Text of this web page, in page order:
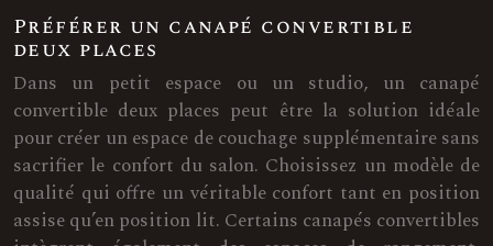
Préférer un canapé convertible
deux places
Dans un petit espace ou un studio, un canapé
convertible deux places peut être la solution idéale
pour créer un espace de couchage supplémentaire sans
sacrifier le confort du salon. Choisissez un modèle de
qualité qui offre un véritable confort tant en position
assise qu’en position lit. Certains canapés convertibles